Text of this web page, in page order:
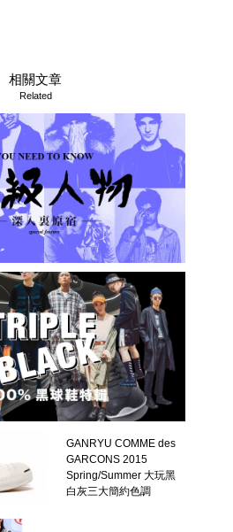
相關文章
Related
GANRYU COMME des
GARCONS 2015
Spring/Summer 大玩黑
白灰三大簡約色調